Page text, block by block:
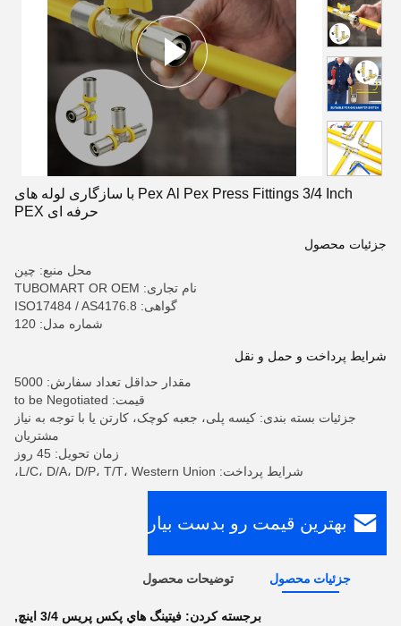
Pex Al Pex Press Fittings 3/4 Inch با سازگاری لوله های
حرفه ای PEX
جزئیات محصول
محل منبع: چین
نام تجاری: TUBOMART OR OEM
گواهی: ISO17484 / AS4176.8
شماره مدل: 120
شرایط پرداخت و حمل و نقل
مقدار حداقل تعداد سفارش: 5000
قیمت: to be Negotiated
جزئیات بسته بندی: کیسه پلی، جعبه کوچک، کارتن یا با توجه به نیاز
مشتریان
زمان تحویل: 45 روز
شرایط پرداخت: L/C، D/A، D/P، T/T، Western Union،
بهترین قیمت رو بدست بیار
جزئیات محصول توضیحات محصول
برجسته کردن: فيتينگ هاي پكس پريس 3/4 اينچ
,